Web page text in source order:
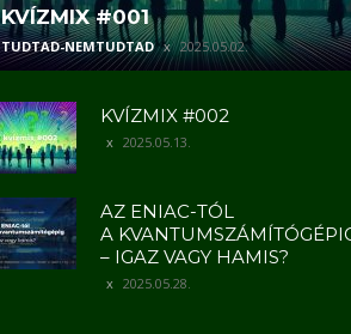
KVÍZMIX #001
TUDTAD-NEMTUDTAD 2025.05.02.
KVÍZMIX #002
2025.05.13.
AZ ENIAC-TÓL
A
– IGAZ VAGY HAMIS?
2025.05.28.